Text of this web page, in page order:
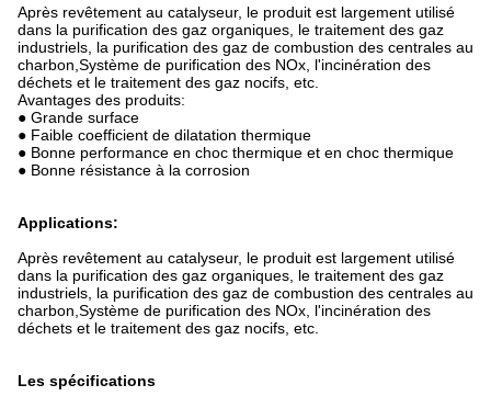
Après revêtement au catalyseur, le produit est largement utilisé
dans la purification des gaz organiques, le traitement des gaz
industriels, la purification des gaz de combustion des centrales au
charbon,Système de purification des NOx, l'incinération des
déchets et le traitement des gaz nocifs, etc.
Avantages des produits:
● Grande surface
● Faible coefficient de dilatation thermique
● Bonne performance en choc thermique et en choc thermique
● Bonne résistance à la corrosion
Applications:
Après revêtement au catalyseur, le produit est largement utilisé
dans la purification des gaz organiques, le traitement des gaz
industriels, la purification des gaz de combustion des centrales au
charbon,Système de purification des NOx, l'incinération des
déchets et le traitement des gaz nocifs, etc.
Les spécifications